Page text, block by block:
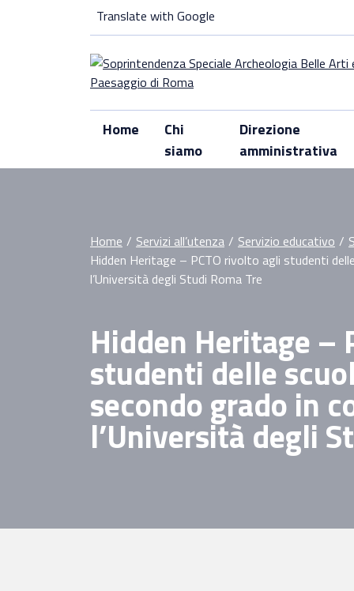
Translate with Google
Home
Chi
siamo
Direzione
amministrativa
Home / Servizi all’utenza / Servizio educativo /
Hidden Heritage – PCTO rivolto agli studenti
l’Università degli Studi Roma Tre
Hidden Heritage –
studenti delle
secondo grado in
l’Università degli